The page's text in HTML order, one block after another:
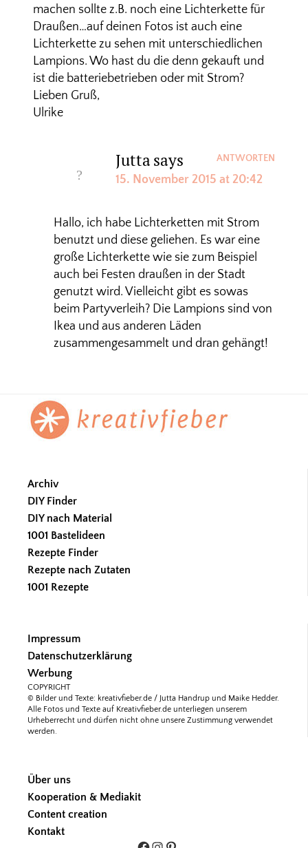
machen sollte z.B. noch eine Lichterkette für
Draußen…auf deinen Fotos ist auch eine
Lichterkette zu sehen mit unterschiedlichen
Lampions. Wo hast du die denn gekauft und
ist die batteriebetrieben oder mit Strom?
Lieben Gruß,
Ulrike
Juttasays
15. November 2015 at 20:42
Hallo, ich habe Lichterketten mit Strom
benutzt und diese geliehen. Es war eine
große Lichterkette wie sie zum Beispiel
auch bei Festen draußen in der Stadt
genutzt wird. Vielleicht gibt es sowas
beim Partyverleih? Die Lampions sind von
Ikea und aus anderen Läden
zusammengesammelt und dran gehängt!
ANTWORTEN
Footer
Archiv
DIY Finder
DIY nach Material
1001 Bastelideen
Rezepte Finder
Rezepte nach Zutaten
1001 Rezepte
Impressum
Datenschutzerklärung
Werbung
COPYRIGHT
© Bilder und Texte: kreativfieber.de / Jutta Handrup und Maike Hedder.
Alle Fotos und Texte auf Kreativfieber.de unterliegen unserem
Urheberrecht und dürfen nicht ohne unsere Zustimmung verwendet
werden.
Über uns
Kooperation & Mediakit
Content creation
Kontakt